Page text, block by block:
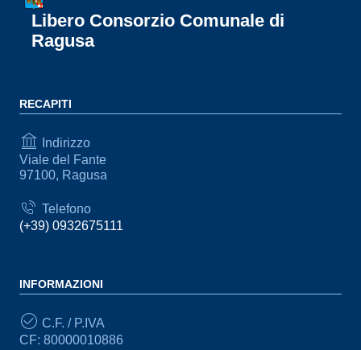
Libero Consorzio Comunale di
Ragusa
RECAPITI
Indirizzo
Viale del Fante
97100, Ragusa
Telefono
(+39) 0932675111
INFORMAZIONI
C.F. / P.IVA
CF: 80000010886